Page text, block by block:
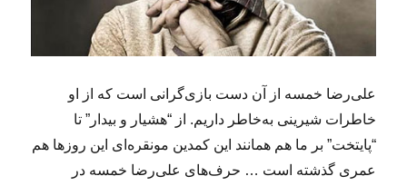
(
۲
۶
علی‌رضا خمسه از آن دست بازی‌گرانی است که از او
خاطرات شیرینی به‌خاطر داریم. از “هشیار و بیدار” تا
“پایتخت” بر ما هم همانند این کمدین مونقره‌ای این روزها هم
عمری گذشته است … حرف‌های علی‌رضا خمسه در